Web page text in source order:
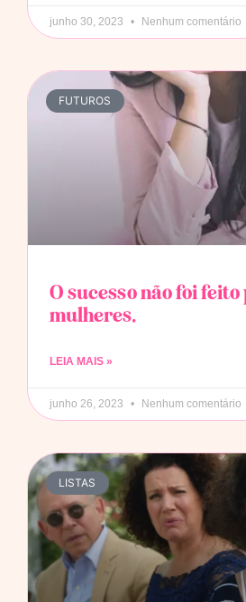
junho 30, 2023 Nenhum comentário
FUTUROS
O sucesso não foi
mulheres.
LEIA MAIS »
junho 26, 2023 Nenhum comentário
LISTAS